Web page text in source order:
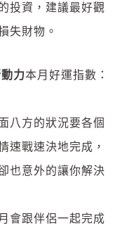
投資，建議最好觀
失財物。
力本月好運指數：
八方的狀況要各個
速戰速決地完成，
也意外的讓你解決
會跟伴侶一起完成